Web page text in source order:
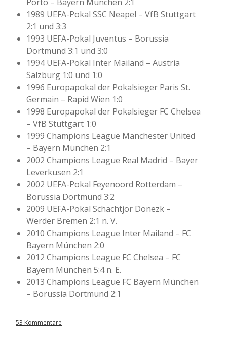
1989 UEFA-Pokal SSC Neapel – VfB Stuttgart
2:1 und 3:3
1993 UEFA-Pokal Juventus – Borussia
Dortmund 3:1 und 3:0
1994 UEFA-Pokal Inter Mailand – Austria
Salzburg 1:0 und 1:0
1996 Europapokal der Pokalsieger Paris St.
Germain – Rapid Wien 1:0
1998 Europapokal der Pokalsieger FC Chelsea
– VfB Stuttgart 1:0
1999 Champions League Manchester United
– Bayern München 2:1
2002 Champions League Real Madrid – Bayer
Leverkusen 2:1
2002 UEFA-Pokal Feyenoord Rotterdam –
Borussia Dortmund 3:2
2009 UEFA-Pokal Schachtjor Donezk –
Werder Bremen 2:1 n. V.
2010 Champions League Inter Mailand – FC
Bayern München 2:0
2012 Champions League FC Chelsea – FC
Bayern München 5:4 n. E.
2013 Champions League FC Bayern München
– Borussia Dortmund 2:1
53 Kommentare